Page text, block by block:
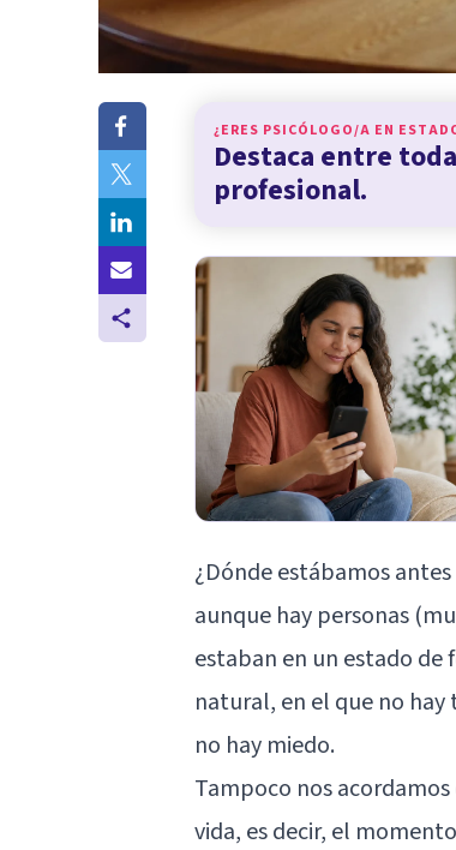
¿ERES PSICÓLOGO/A EN
Destaca entre
profesional.
¿Dónde estábamos
aunque hay personas
estaban en un estado de
natural, en el que no
no hay miedo.
Tampoco nos
vida, es decir, el